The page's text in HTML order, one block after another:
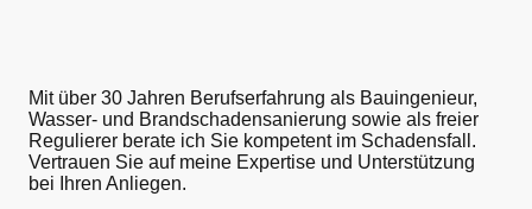
Mit über 30 Jahren Berufserfahrung als Bauingenieur,
Wasser- und Brandschadensanierung sowie als freier
Regulierer berate ich Sie kompetent im Schadensfall.
Vertrauen Sie auf meine Expertise und Unterstützung
bei Ihren Anliegen.